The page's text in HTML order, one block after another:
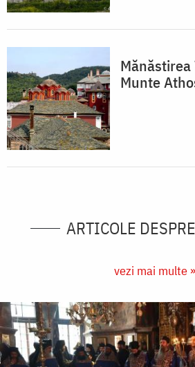
Munte
ARTICOLE
vezi mai multe »